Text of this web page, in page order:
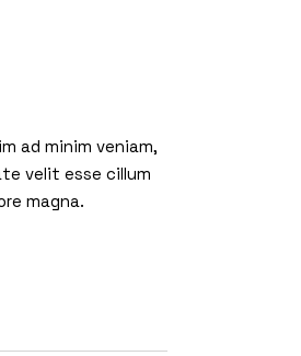
ad minim veniam,
velit esse cillum
magna.